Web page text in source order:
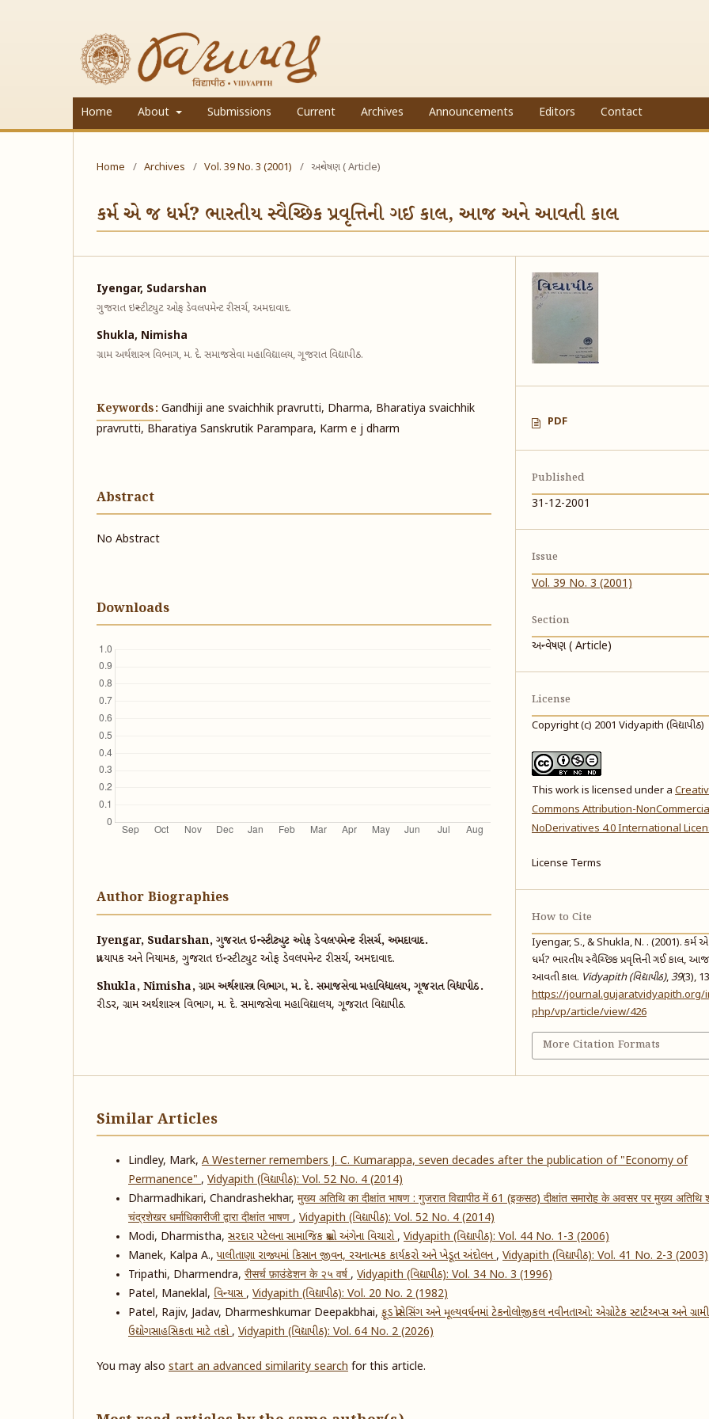
Home About Submissions Current Archives Announcements Editors Contact
Home / Archives / Vol. 39 No. 3 (2001) / અન્વેષણ ( Article)
કર્મ એ જ ધર્મ? ભારતીય સ્વૈચ્છિક પ્રવૃત્તિની ગઈ કાલ, આજ અને આવતી કાલ
Iyengar, Sudarshan
ગુજરાત ઇન્સ્ટીટ્યુટ ઓફ ડેવલપમેન્ટ રીસર્ચ, અમદાવાદ.
Shukla, Nimisha
ગ્રામ અર્થશાસ્ત્ર વિભાગ, મ. દે. સમાજસેવા મહાવિદ્યાલય, ગૂજરાત વિદ્યાપીઠ.
Keywords: Gandhiji ane svaichhik pravrutti, Dharma, Bharatiya svaichhik
pravrutti, Bharatiya Sanskrutik Parampara, Karm e j dharm
Abstract
No Abstract
Downloads
Author Biographies
Iyengar, Sudarshan, ગુજરાત ઇન્સ્ટીટ્યુટ ઓફ ડેવલપમેન્ટ રીસર્ચ, અમદાવાદ.
પ્રાધ્યાપક અને નિયામક, ગુજરાત ઇન્સ્ટીટ્યુટ ઓફ ડેવલપમેન્ટ રીસર્ચ, અમદાવાદ.
Shukla, Nimisha, ગ્રામ અર્થશાસ્ત્ર વિભાગ, મ. દે. સમાજસેવા મહાવિદ્યાલય, ગૂજરાત વિદ્યાપીઠ.
રીડર, ગ્રામ અર્થશાસ્ત્ર વિભાગ, મ. દે. સમાજસેવા મહાવિદ્યાલય, ગૂજરાત વિદ્યાપીઠ.
PDF
Published
31-12-2001
Issue
Vol. 39 No. 3 (2001)
Section
અન્વેષણ ( Article)
License
Copyright (c) 2001 Vidyapith (વિદ્યાપીઠ)
This work is licensed under a
Commons Attribution-
NoDerivatives 4.0 International
License Terms
How to Cite
Iyengar, S., & Shukla, N. . (2001). કર્મ
ધર્મ? ભારતીય સ્વૈચ્છિક પ્રવૃત્તિની ગઈ કાલ,
આવતી કાલ. Vidyapith (વિદ્યાપીઠ),39(3),
https://journal.gujaratvidyapith.org/
php/vp/article/view/426
More Citation Formats
Similar Articles
Lindley, Mark, A Westerner remembers J. C. Kumarappa, seven decades after the publication of "Economy of
Permanence", Vidyapith (વિદ્યાપીઠ): Vol. 52 No. 4 (2014)
Dharmadhikari, Chandrashekhar, मुख्य अतिथि का दीक्षांत भाषण : गुजरात विद्यापीठ में 61 (इकसठ) दीक्षांत समारोह के अवसर पर मुख्य अतिथि
चंद्रशेखर धर्माधिकारीजी द्वारा दीक्षांत भाषण, Vidyapith (વિદ્યાપીઠ): Vol. 52 No. 4 (2014)
Modi, Dharmistha, સરદાર પટેલના સામાજિક પ્રશ્નો અંગેના વિચારો, Vidyapith (વિદ્યાપીઠ): Vol. 44 No. 1-3 (2006)
Manek, Kalpa A.,પાલીતાણા રાજ્યમાં કિસાન જીવન, રચનાત્મક કાર્યકરો અને ખેડૂત અંદોલન, Vidyapith (વિદ્યાપીઠ): Vol. 41 No. 2-3 (2003)
Tripathi, Dharmendra, रीसर्च फ़ाउंडेशन के २५ वर्ष, Vidyapith (વિદ્યાપીઠ): Vol. 34 No. 3 (1996)
Patel, Maneklal, વિન્યાસ, Vidyapith (વિદ્યાપીઠ): Vol. 20 No. 2 (1982)
Patel, Rajiv, Jadav, Dharmeshkumar Deepakbhai, ફૂડ પ્રોસેસિંગ અને મૂલ્યવર્ધનમાં ટેકનોલોજીકલ નવીનતાઓ: એગ્રોટેક સ્ટાર્ટઅપ્સ અને
ઉદ્યોગસાહસિકતા માટે તકો, Vidyapith (વિદ્યાપીઠ): Vol. 64 No. 2 (2026)
You may also start an advanced similarity search for this article.